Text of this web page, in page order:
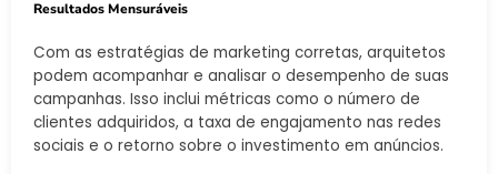
Resultados Mensuráveis
Com as estratégias de marketing corretas, arquitetos
podem acompanhar e analisar o desempenho de suas
campanhas. Isso inclui métricas como o número de
clientes adquiridos, a taxa de engajamento nas redes
sociais e o retorno sobre o investimento em anúncios.